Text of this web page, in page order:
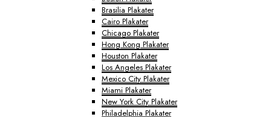
Brasilia Plakater
Cairo Plakater
Chicago Plakater
Hong Kong Plakater
Houston Plakater
Los Angeles Plakater
Mexico City Plakater
Miami Plakater
New York City Plakater
Philadelphia Plakater